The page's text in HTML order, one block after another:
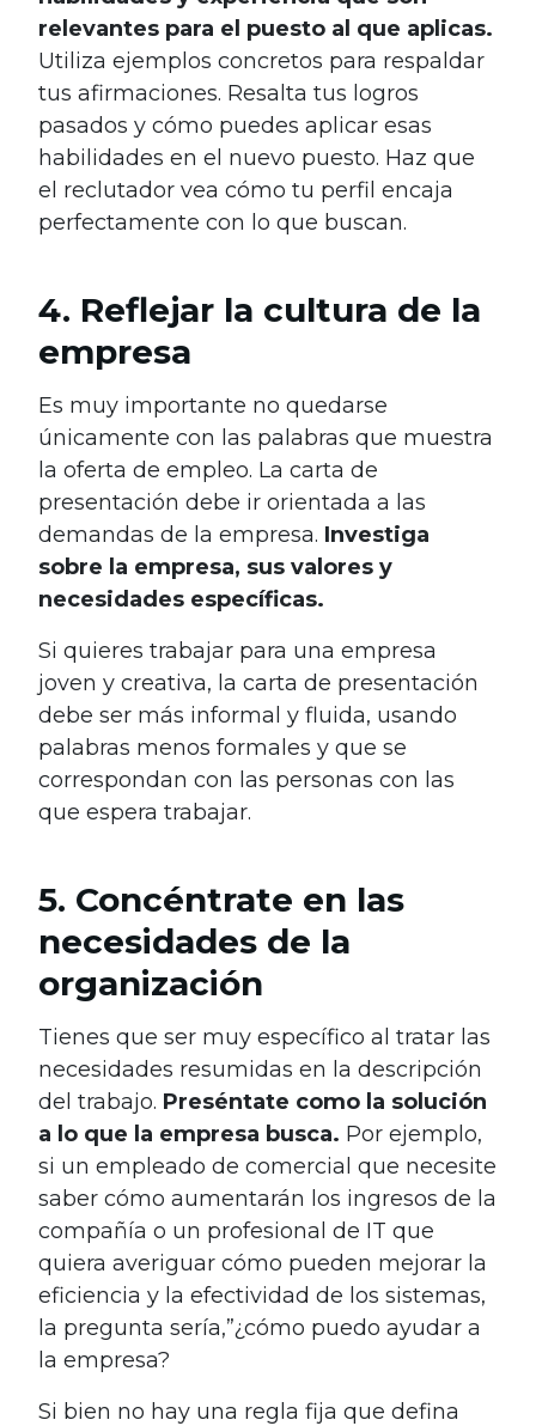
relevantes para el puesto al que aplicas.
Utiliza ejemplos concretos para respaldar
tus afirmaciones. Resalta tus logros
pasados y cómo puedes aplicar esas
habilidades en el nuevo puesto. Haz que
el reclutador vea cómo tu perfil encaja
perfectamente con lo que buscan.
4. Reflejar la cultura de la
empresa
Es muy importante no quedarse
únicamente con las palabras que muestra
la oferta de empleo. La carta de
presentación debe ir orientada a las
demandas de la empresa. Investiga
sobre la empresa, sus valores y
necesidades específicas.
Si quieres trabajar para una empresa
joven y creativa, la carta de presentación
debe ser más informal y fluida, usando
palabras menos formales y que se
correspondan con las personas con las
que espera trabajar.
5. Concéntrate en las
necesidades de la
organización
Tienes que ser muy específico al tratar las
necesidades resumidas en la descripción
del trabajo. Preséntate como la solución
a lo que la empresa busca. Por ejemplo,
si un empleado de comercial que necesite
saber cómo aumentarán los ingresos de la
compañía o un profesional de IT que
quiera averiguar cómo pueden mejorar la
eficiencia y la efectividad de los sistemas,
la pregunta sería,”¿cómo puedo ayudar a
la empresa?
Si bien no hay una regla fija que defina